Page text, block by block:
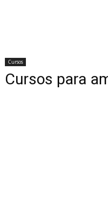
Cursos
Cursos para